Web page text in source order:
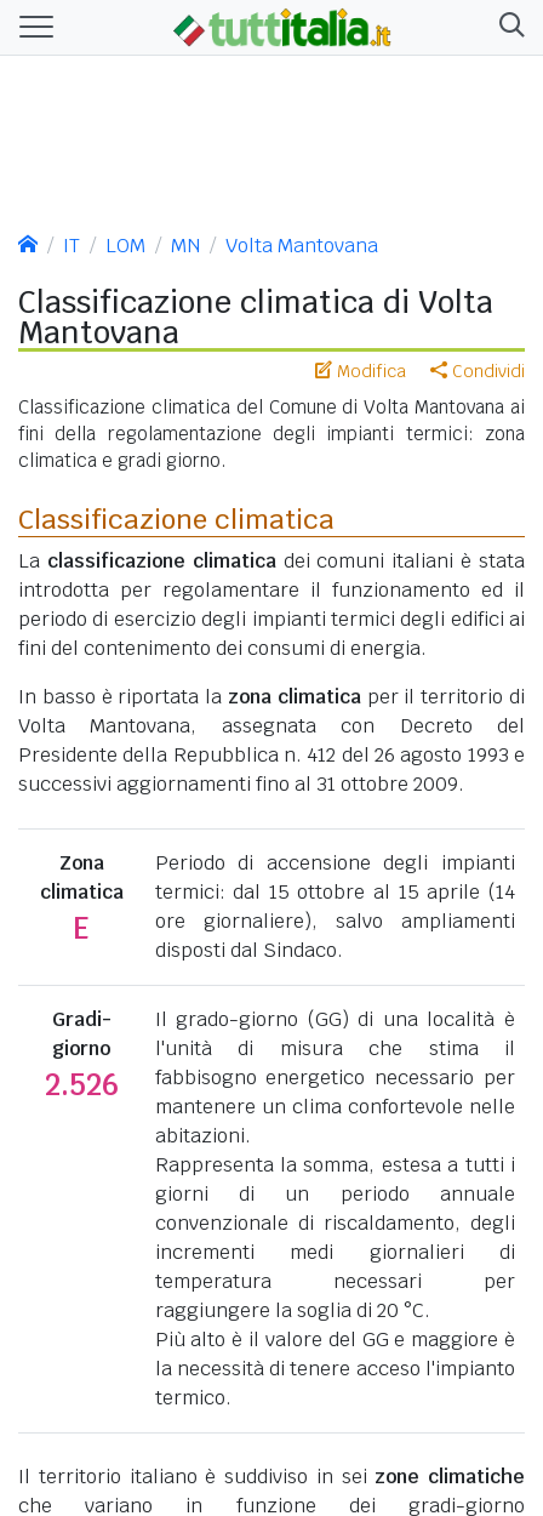
IT LOM MN Volta Mantovana
Classificazione climatica di Volta
Mantovana
Modifica Condividi
Classificazione climatica del Comune di Volta Mantovana ai
fini della regolamentazione degli impianti termici: zona
climatica e gradi giorno.
Classificazione climatica
La classificazione climaticadei comuni italiani è stata
introdotta per regolamentare il funzionamento ed il
periodo di esercizio degli impianti termici degli edifici ai
fini del contenimento dei consumi di energia.
In basso è riportata la zona climaticaper il territorio di
Volta Mantovana, assegnata con Decreto del
Presidente della Repubblica n. 412 del 26 agosto 1993 e
successivi aggiornamenti fino al 31 ottobre 2009.
Zona
climatica
E
Periodo di accensione degli impianti
termici: dal 15 ottobre al 15 aprile (14
ore giornaliere), salvo ampliamenti
disposti dal Sindaco.
Gradi-
giorno
2.526
Il grado-giorno (GG) di una località è
l'unità di misura che stima il
fabbisogno energetico necessario per
mantenere un clima confortevole nelle
abitazioni.
Rappresenta la somma, estesa a tutti i
giorni di un periodo annuale
convenzionale di riscaldamento, degli
incrementi medi giornalieri di
temperatura necessari per
raggiungere la soglia di 20 °C.
Più alto è il valore del GG e maggiore è
la necessità di tenere acceso l'impianto
termico.
Il territorio italiano è suddiviso in sei zone climatiche
che variano in funzione dei gradi-giorno